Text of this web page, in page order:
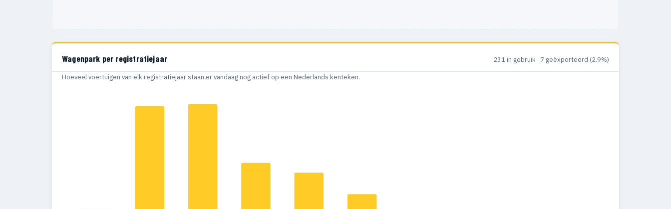
Wagenpark per registratiejaar 231 in gebruik · 7 geëxporteerd (2.9%)
Hoeveel voertuigen van elk registratiejaar staan er vandaag nog actief op een Nederlands kenteken.